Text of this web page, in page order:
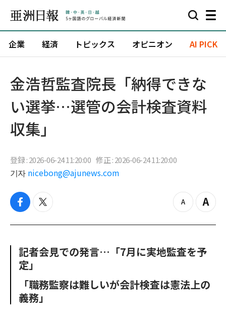
企業 経済 トピックス オピニオン AI PICK
金浩哲監査院長「納得できな
い選挙…選管の会計検査資料
収集」
登録 : 2026-06-24 11:20:00 修正 : 2026-06-24 11:20:00
기자 nicebong@ajunews.com
f
c
o
o
k
t
i
e
z
o
u
Z
o
n
記者会見での発言…「7月に実地監査を予
定」
「職務監察は難しいが会計検査は憲法上の
義務」